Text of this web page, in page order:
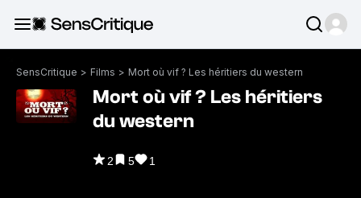
SensCritique > Films > Mort où vif ? Les héritiers du western
Mort où vif ? Les héritiers
du western
2 5 1